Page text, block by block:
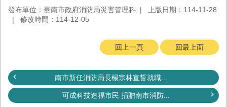
News
臉
機
關
位
發布單位：臺南市政府消防局災害管理科
上版日期：114-11-28
修改時間：114-12-05
回上一頁 回最上面
南市新任消防局長楊宗林宣誓就職...
可成科技造福市民 捐贈南市消防...